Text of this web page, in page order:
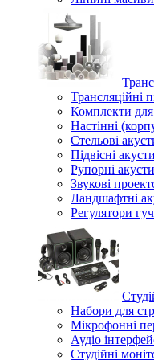
Трансляційні
Комплекти
Настінні
Стельові
Підвісні
Рупорні
Звукові
Ландшафтні
Регулятори
Набори для
Мікрофонні
Аудіо
Студійні